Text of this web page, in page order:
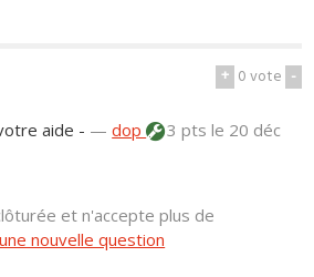
+ 0vote -
aide - —dop 3 ptsle 20 déc
et n'accepte plus de
nouvelle question